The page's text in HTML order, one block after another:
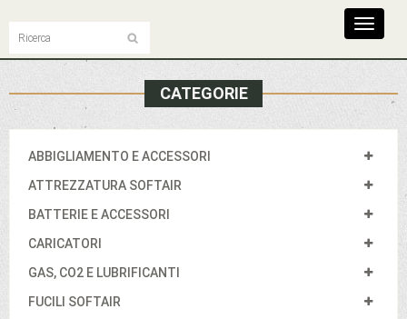
Toggle
CATEGORIE
ABBIGLIAMENTO E ACCESSORI
ATTREZZATURA SOFTAIR
BATTERIE E ACCESSORI
CARICATORI
GAS, CO2 E LUBRIFICANTI
FUCILI SOFTAIR